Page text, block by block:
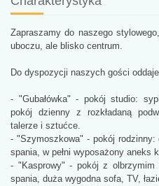
Zapraszamy do naszego
uboczu, ale blisko centrum.
Do dyspozycji naszych gości
- "Gubałówka" - pokój studio:
pokój dzienny z rozkładaną
talerze i sztućce.
- "Szymoszkowa" - pokój rodzinny:
spania, w pełni wyposażony aneks
- "Kasprowy" - pokój z olbrzymim
spania, duża wygodna sofa, TV,